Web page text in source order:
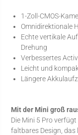
1-Zoll-CMOS-
Omnidirektionale
Echte vertikale
Drehung
Verbessertes
Leicht und
Längere
Mit der Mini groß
Die Mini 5 Pro
faltbares Design, das